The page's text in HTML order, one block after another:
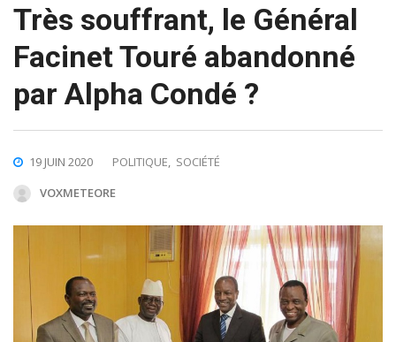
Très souffrant, le Général
Facinet Touré abandonné
par Alpha Condé ?
19 JUIN 2020 POLITIQUE
SOCIÉTÉ
VOXMETEORE